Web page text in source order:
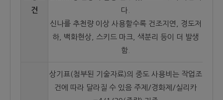
건
다.
신나를 추천량 이상 사용할수록 건조지연, 경도저
하, 백화현상, 스키드 마크, 색분리 등이 더 발생
함.
상기표(첨부된 기술자료)의 중도 사용비는 작업조
건에 따라 달라질 수 있음 주제/경화제/실리카